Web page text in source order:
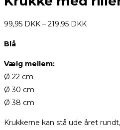
99,95 DKK – 219,95 DKK
Blå
Vælg mellem:
Ø 22 cm
Ø 30 cm
Ø 38 cm
Krukkerne kan stå ude året